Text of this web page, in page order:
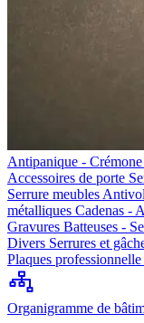
Antipanique -
Accessoires de porte
Serrure meubles
métalliques Cadenas -
Gravures Batteuses -
Divers Serrures et
Plaques professionnelle
Organigramme de